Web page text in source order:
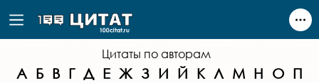
Цитаты по авторам
А Б В Г Д Е Ж З И Й К Л М Н О П